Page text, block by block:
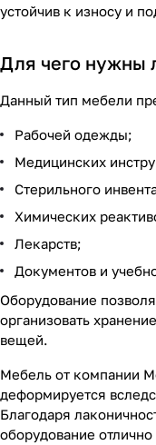
устойчив к износу и
Для чего нужны
Данный тип мебели
Рабочей одежды;
Медицинских
Стерильного
Химических
Лекарств;
Документов и
Оборудование
организовать
вещей.
Мебель от компании
деформируется
Благодаря
оборудование